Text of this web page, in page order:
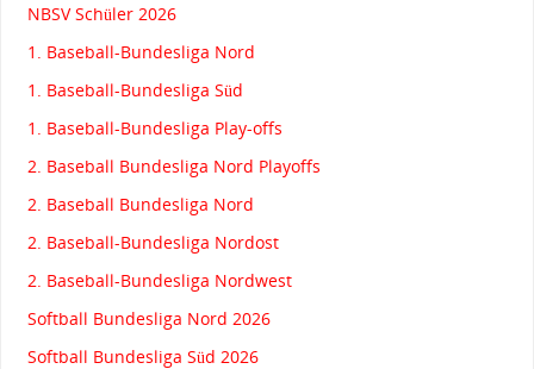
NBSV Schüler 2026
1. Baseball-Bundesliga Nord
1. Baseball-Bundesliga Süd
1. Baseball-Bundesliga Play-offs
2. Baseball Bundesliga Nord Playoffs
2. Baseball Bundesliga Nord
2. Baseball-Bundesliga Nordost
2. Baseball-Bundesliga Nordwest
Softball Bundesliga Nord 2026
Softball Bundesliga Süd 2026